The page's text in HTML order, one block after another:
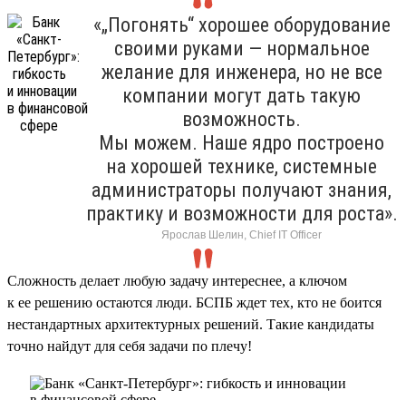
«„Погонять“ хорошее оборудование
своими руками — нормальное
желание для инженера, но не все
компании могут дать такую
возможность.
Мы можем. Наше ядро построено
на хорошей технике, системные
администраторы получают знания,
практику и возможности для роста».
Ярослав Шелин, Chief IT Officer
Сложность делает любую задачу интереснее, а ключом
к ее решению остаются люди. БСПБ ждет тех, кто не боится
нестандартных архитектурных решений. Такие кандидаты
точно найдут для себя задачи по плечу!